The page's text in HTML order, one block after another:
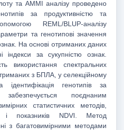
та AMMI аналізу проведено
за продуктивністю та
REML/BLUP-аналізу
та генотипові значення
На основі отриманих даних
індекси за сукупністю ознак.
використання спектральних
з БПЛА, у селекційному
ідентифікація генотипів за
поєднаним
статистичних методів,
і показників NDVI. Метод
з багатовимірними методами